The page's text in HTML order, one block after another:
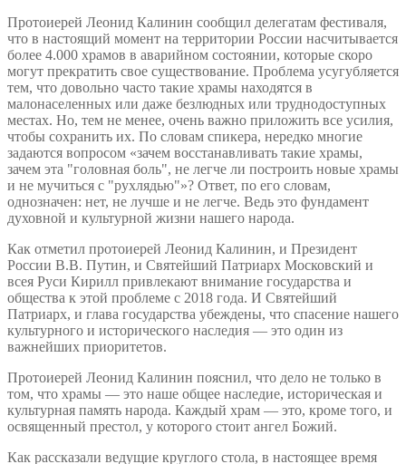
Протоиерей Леонид Калинин сообщил делегатам фестиваля,
что в настоящий момент на территории России насчитывается
более 4.000 храмов в аварийном состоянии, которые скоро
могут прекратить свое существование. Проблема усугубляется
тем, что довольно часто такие храмы находятся в
малонаселенных или даже безлюдных или труднодоступных
местах. Но, тем не менее, очень важно приложить все усилия,
чтобы сохранить их. По словам спикера, нередко многие
задаются вопросом «зачем восстанавливать такие храмы,
зачем эта "головная боль", не легче ли построить новые храмы
и не мучиться с "рухлядью"»? Ответ, по его словам,
однозначен: нет, не лучше и не легче. Ведь это фундамент
духовной и культурной жизни нашего народа.
Как отметил протоиерей Леонид Калинин, и Президент
России В.В. Путин, и Святейший Патриарх Московский и
всея Руси Кирилл привлекают внимание государства и
общества к этой проблеме с 2018 года. И Святейший
Патриарх, и глава государства убеждены, что спасение нашего
культурного и исторического наследия — это один из
важнейших приоритетов.
Протоиерей Леонид Калинин пояснил, что дело не только в
том, что храмы — это наше общее наследие, историческая и
культурная память народа. Каждый храм — это, кроме того, и
освященный престол, у которого стоит ангел Божий.
Как рассказали ведущие круглого стола, в настоящее время